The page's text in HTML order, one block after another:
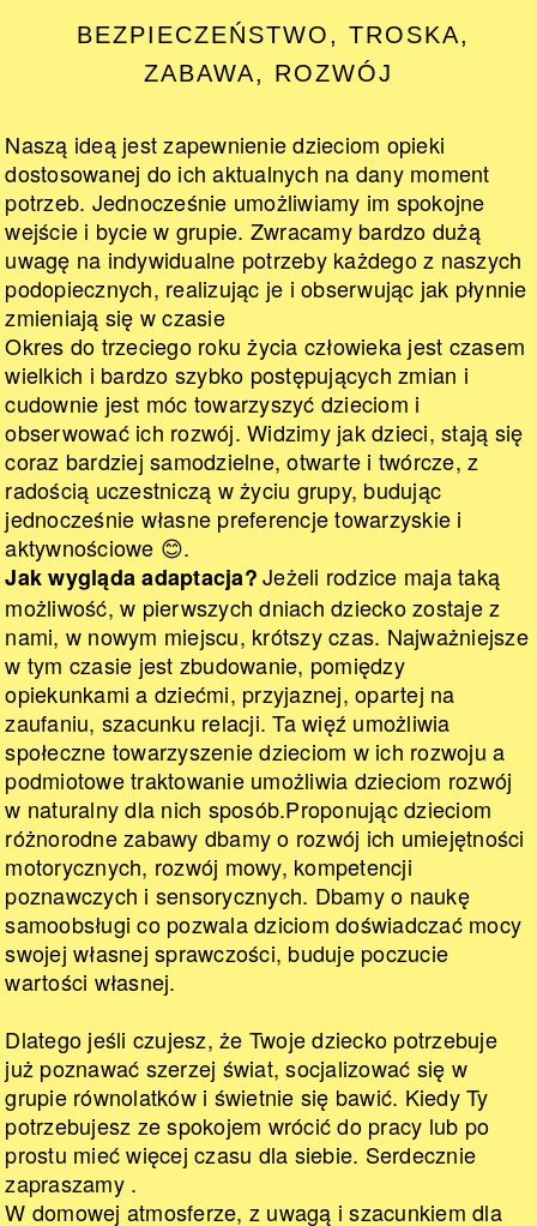
BEZPIECZEŃSTWO, TROSKA,
ZABAWA, ROZWÓJ
Naszą ideą jest zapewnienie dzieciom opieki
dostosowanej do ich aktualnych na dany moment
potrzeb. Jednocześnie umożliwiamy im spokojne
wejście i bycie w grupie. Zwracamy bardzo dużą
uwagę na indywidualne potrzeby każdego z naszych
podopiecznych, realizując je i obserwując jak płynnie
zmieniają się w czasie
Okres do trzeciego roku życia człowieka jest czasem
wielkich i bardzo szybko postępujących zmian i
cudownie jest móc towarzyszyć dzieciom i
obserwować ich rozwój. Widzimy jak dzieci, stają się
coraz bardziej samodzielne, otwarte i twórcze, z
radością uczestniczą w życiu grupy, budując
jednocześnie własne preferencje towarzyskie i
aktywnościowe 😊.
Jak wygląda adaptacja? Jeżeli rodzice maja taką
możliwość, w pierwszych dniach dziecko zostaje z
nami, w nowym miejscu, krótszy czas. Najważniejsze
w tym czasie jest zbudowanie, pomiędzy
opiekunkami a dziećmi, przyjaznej, opartej na
zaufaniu, szacunku relacji. Ta więź umożliwia
społeczne towarzyszenie dzieciom w ich rozwoju a
podmiotowe traktowanie umożliwia dzieciom rozwój
w naturalny dla nich sposób.Proponując dzieciom
różnorodne zabawy dbamy o rozwój ich umiejętności
motorycznych, rozwój mowy, kompetencji
poznawczych i sensorycznych. Dbamy o naukę
samoobsługi co pozwala dziciom doświadczać mocy
swojej własnej sprawczości, buduje poczucie
wartości własnej.
Dlatego jeśli czujesz, że Twoje dziecko potrzebuje
już poznawać szerzej świat, socjalizować się w
grupie równolatków i świetnie się bawić. Kiedy Ty
potrzebujesz ze spokojem wrócić do pracy lub po
prostu mieć więcej czasu dla siebie. Serdecznie
zapraszamy .
W domowej atmosferze, z uwagą i szacunkiem dla